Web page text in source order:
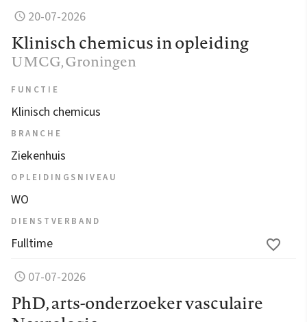
20-07-2026
Klinisch chemicus in opleiding
UMCG, Groningen
FUNCTIE
Klinisch chemicus
BRANCHE
Ziekenhuis
OPLEIDINGSNIVEAU
WO
DIENSTVERBAND
Fulltime
07-07-2026
PhD, arts-onderzoeker vasculaire